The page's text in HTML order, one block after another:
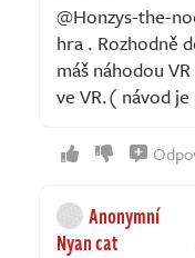
@Honzys-the-
hra . Rozhodně
máš náhodou
ve VR.( návod
Anonymní
Nyan cat